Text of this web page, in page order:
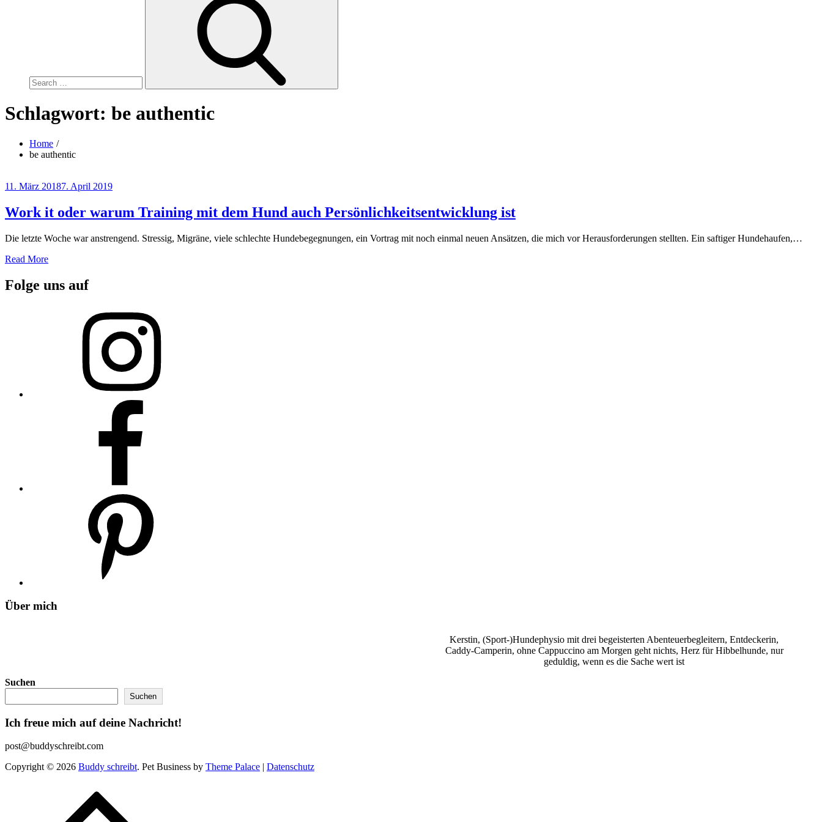
Schlagwort: be authentic
Home
be authentic
Posted
11. März 20187. April 2019
Work it oder warum Training mit dem Hund auch Persönlichkeitsentwicklung ist
Die letzte Woche war anstrengend. Stressig, Migräne, viele schlechte Hundebegegnungen, ein Vortrag mit noch einmal neuen Ansätzen, die mich vor Herausforderungen stellten. Ein saftiger Hundehaufen,…
Read More
Folge uns auf
Über mich
Kerstin, (Sport-)Hundephysio mit drei begeisterten Abenteuerbegleitern, Entdeckerin,
Caddy-Camperin, ohne Cappuccino am Morgen geht nichts, Herz für Hibbelhunde, nur
geduldig, wenn es die Sache wert ist
Suchen
Suchen
Ich freue mich auf deine Nachricht!
post@buddyschreibt.com
Copyright © 2026 Buddy schreibt. Pet Business by Theme Palace | Datenschutz